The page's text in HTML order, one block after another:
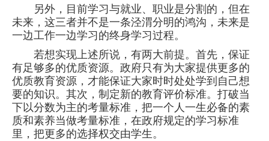
另外，目前学习与就业、职业是分割的，但在
未来，这三者并不是一条泾渭分明的鸿沟，未来是
一边工作一边学习的终身学习过程。
若想实现上述所说，有两大前提。首先，保证
有足够多的优质资源。政府只有为大家提供更多的
优质教育资源，才能保证大家时时处处学到自己想
要的知识。其次，制定新的教育评价标准。打破当
下以分数为主的考量标准，把一个人一生必备的素
质和素养当做考量标准，在政府规定的学习标准
里，把更多的选择权交由学生。